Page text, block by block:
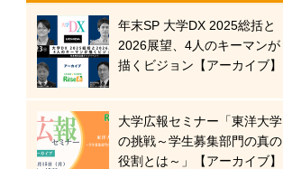
年末SP 大学DX 2025総括と
2026展望、4人のキーマンが
描くビジョン【アーカイブ】
大学広報セミナー「東洋大学
の挑戦～学生募集部門の真の
役割とは～」【アーカイブ】